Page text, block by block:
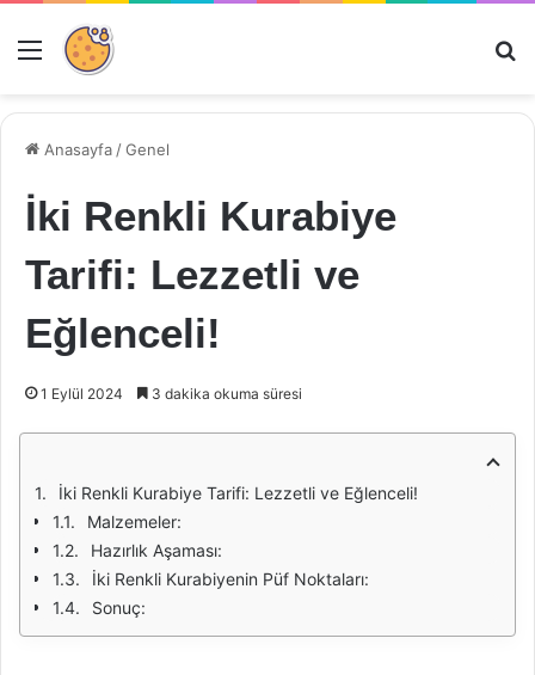
Menü
Anasayfa /Genel
İki Renkli Kurabiye
Tarifi: Lezzetli ve
Eğlenceli!
1 Eylül 2024 3 dakika okuma süresi
İki Renkli Kurabiye Tarifi: Lezzetli ve Eğlenceli!
Malzemeler:
Hazırlık Aşaması:
İki Renkli Kurabiyenin Püf Noktaları:
Sonuç: